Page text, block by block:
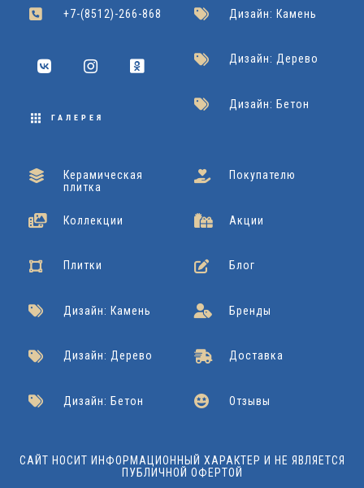
+7-(8512)-266-868
ГАЛЕРЕЯ
Дизайн: Камень
Дизайн: Дерево
Дизайн: Бетон
Керамическая
плитка
Коллекции
Плитки
Дизайн: Камень
Дизайн: Дерево
Дизайн: Бетон
Покупателю
Акции
Блог
Бренды
Доставка
Отзывы
САЙТ НОСИТ ИНФОРМАЦИОННЫЙ ХАРАКТЕР И НЕ ЯВЛЯЕТСЯ
ПУБЛИЧНОЙ ОФЕРТОЙ